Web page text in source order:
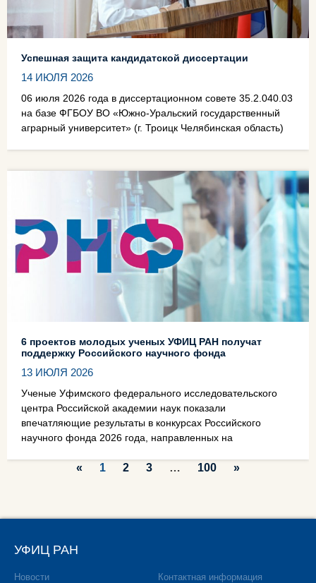
Успешная защита кандидатской диссертации
14 ИЮЛЯ 2026
06 июля 2026 года в диссертационном совете 35.2.040.03
на базе ФГБОУ ВО «Южно-Уральский государственный
аграрный университет» (г. Троицк Челябинская область)
6 проектов молодых ученых УФИЦ РАН получат
поддержку Российского научного фонда
13 ИЮЛЯ 2026
Ученые Уфимского федерального исследовательского
центра Российской академии наук показали
впечатляющие результаты в конкурсах Российского
научного фонда 2026 года, направленных на
« 1 2 3 … 100 »
УФИЦ РАН
Новости
Контактная информация